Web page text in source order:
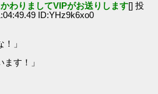
わりましてVIPがお送りします[] 投
ID:YHz9k6xo0
」
す！」